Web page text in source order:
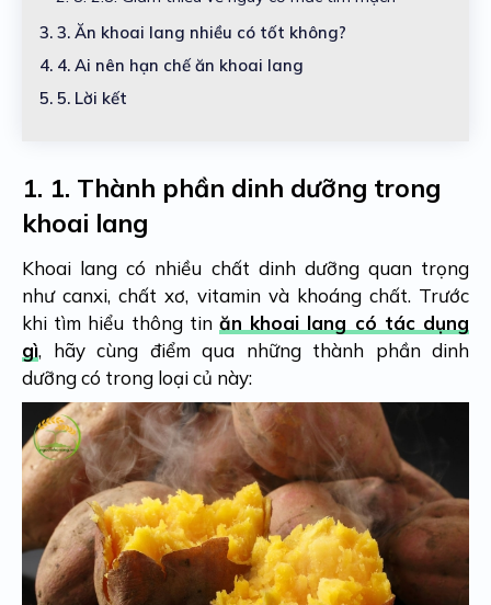
3. 3. Ăn khoai lang nhiều có tốt không?
4. 4. Ai nên hạn chế ăn khoai lang
5. 5. Lời kết
1. 1. Thành phần dinh dưỡng trong
khoai lang
Khoai lang có nhiều chất dinh dưỡng quan trọng
như canxi, chất xơ, vitamin và khoáng chất. Trước
khi tìm hiểu thông tin ăn khoai lang có tác dụng
gì, hãy cùng điểm qua những thành phần dinh
dưỡng có trong loại củ này: